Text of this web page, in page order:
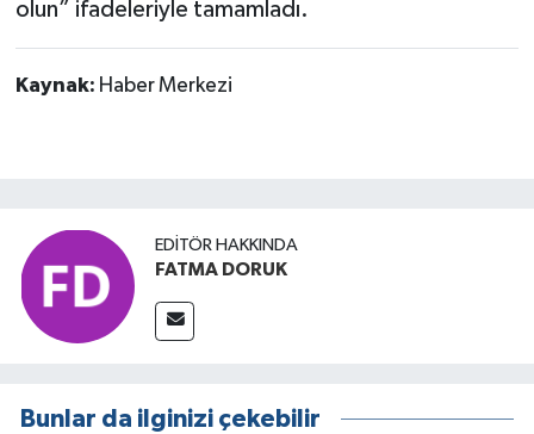
olun” ifadeleriyle tamamladı.
Kaynak: Haber Merkezi
EDITÖR HAKKINDA
FATMA DORUK
Bunlar da ilginizi çekebilir